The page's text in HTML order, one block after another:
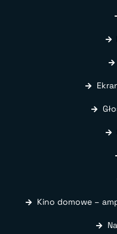
Kino domowe –